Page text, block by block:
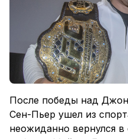
После победы над
Сен-Пьер ушел из
неожиданно вернулся